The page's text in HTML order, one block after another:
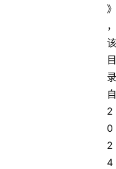
》
，
该
目
录
自
2
0
2
4